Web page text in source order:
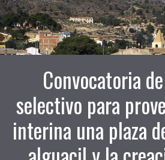
Convocatoria
selectivo para
interina una plaza